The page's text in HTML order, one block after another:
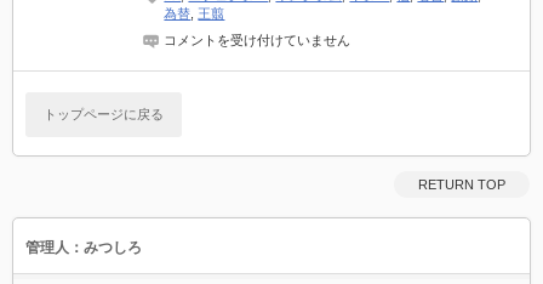
為替 王翦
私
”絶
味
い
コメントを受け付けていません
トップページに戻る
RETURN TOP
管理人：みつしろ